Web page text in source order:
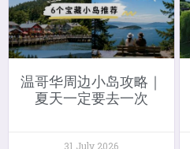
温哥华周边小岛攻略｜
夏天一定要去一次
31 July 2026